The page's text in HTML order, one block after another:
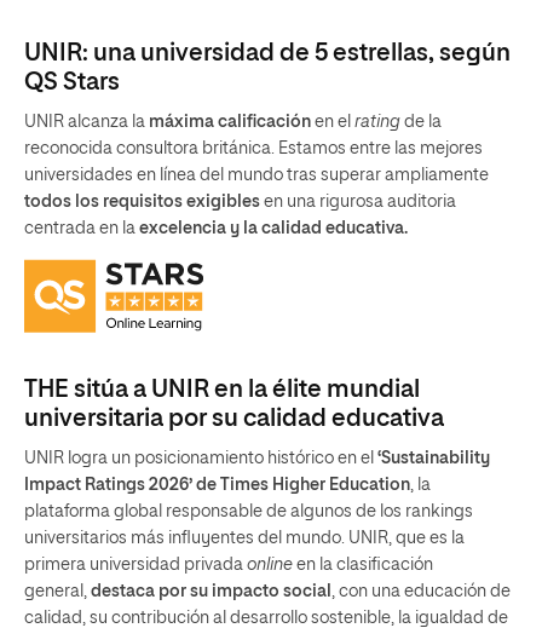
UNIR: una universidad de 5 estrellas, según
QS Stars
UNIR alcanza la máxima calificación en el rating de la
reconocida consultora británica. Estamos entre las mejores
universidades en línea del mundo tras superar ampliamente
todos los requisitos exigibles en una rigurosa auditoria
centrada en la excelencia y la calidad educativa.
THE sitúa a UNIR en la élite mundial
universitaria por su calidad educativa
UNIR logra un posicionamiento histórico en el ‘Sustainability
Impact Ratings 2026’ de Times Higher Education , la
plataforma global responsable de algunos de los rankings
universitarios más influyentes del mundo. UNIR, que es la
primera universidad privada online en la clasificación
general, destaca por su impacto social
, con una educación de
calidad, su contribución al desarrollo sostenible, la igualdad de